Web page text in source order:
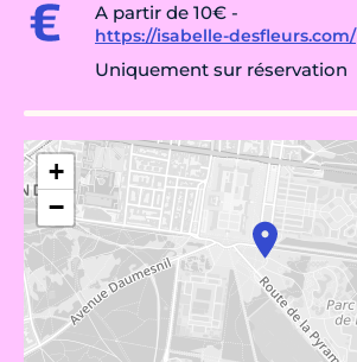
A partir de 10€ -
https://isabelle-desfleurs.com/
Uniquement sur réservation
+
−